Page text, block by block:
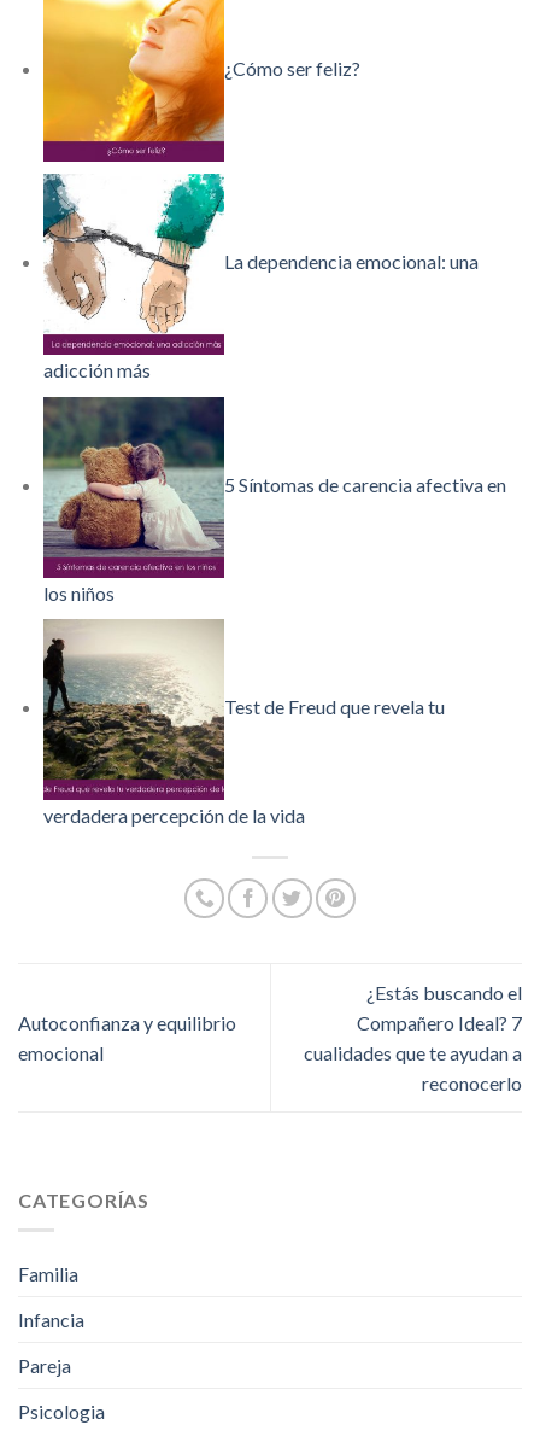
¿Cómo ser feliz?
La dependencia emocional: una
adicción más
5 Síntomas de carencia afectiva en
los niños
Test de Freud que revela tu
verdadera percepción de la vida
Autoconfianza y equilibrio
emocional
¿Estás buscando el
Compañero Ideal? 7
cualidades que te ayudan a
reconocerlo
CATEGORÍAS
Familia
Infancia
Pareja
Psicologia